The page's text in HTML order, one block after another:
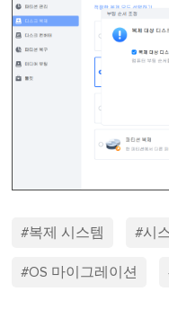
#복제 시스템 #시
#OS 마이그레이션